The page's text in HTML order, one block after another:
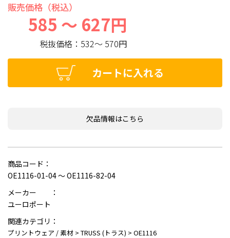
販売価格（税込）
585 ～ 627円
税抜価格： 532～ 570円
カートに入れる
欠品情報はこちら
商品コード：
OE1116-01-04 ～ OE1116-82-04
メーカー ：
ユーロポート
関連カテゴリ：
プリントウェア / 素材 > TRUSS (トラス) > OE1116